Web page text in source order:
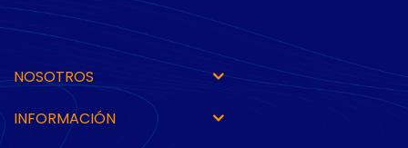
NOSOTROS
INFORMACIÓN